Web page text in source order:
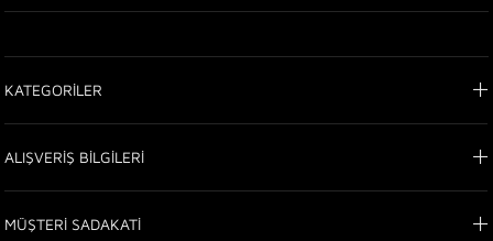
KATEGORİLER
ALIŞVERİŞ BİLGİLERİ
MÜŞTERİ SADAKATİ